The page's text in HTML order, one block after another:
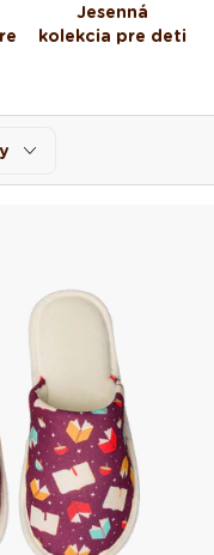
Jesenná
kolekcia pre deti